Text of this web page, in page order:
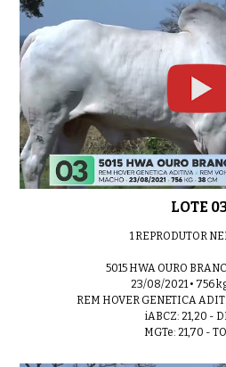
LOTE
1 REPRODUTOR
5015 HWA OURO
23/08/2021 • 756
REM HOVER GENETICA
iABCZ: 21,20 -
MGTe: 21,70 -